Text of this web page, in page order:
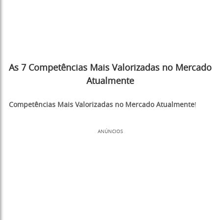
As 7 Competências Mais Valorizadas no Mercado
Atualmente
Competências Mais Valorizadas no Mercado Atualmente!
ANÚNCIOS